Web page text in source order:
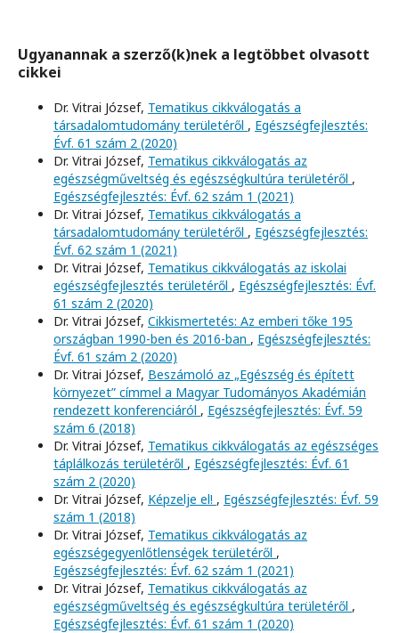
Ugyanannak a szerző(k)nek a legtöbbet olvasott
cikkei
Dr. Vitrai József, Tematikus cikkválogatás a
társadalomtudomány területéről , Egészségfejlesztés:
Évf. 61 szám 2 (2020)
Dr. Vitrai József, Tematikus cikkválogatás az
egészségműveltség és egészségkultúra területéről ,
Egészségfejlesztés: Évf. 62 szám 1 (2021)
Dr. Vitrai József, Tematikus cikkválogatás a
társadalomtudomány területéről , Egészségfejlesztés:
Évf. 62 szám 1 (2021)
Dr. Vitrai József, Tematikus cikkválogatás az iskolai
egészségfejlesztés területéről , Egészségfejlesztés: Évf.
61 szám 2 (2020)
Dr. Vitrai József, Cikkismertetés: Az emberi tőke 195
országban 1990-ben és 2016-ban , Egészségfejlesztés:
Évf. 61 szám 2 (2020)
Dr. Vitrai József, Beszámoló az „Egészség és épített
környezet” címmel a Magyar Tudományos Akadémián
rendezett konferenciáról , Egészségfejlesztés: Évf. 59
szám 6 (2018)
Dr. Vitrai József, Tematikus cikkválogatás az egészséges
táplálkozás területéről , Egészségfejlesztés: Évf. 61
szám 2 (2020)
Dr. Vitrai József, Képzelje el! , Egészségfejlesztés: Évf. 59
szám 1 (2018)
Dr. Vitrai József, Tematikus cikkválogatás az
egészségegyenlőtlenségek területéről ,
Egészségfejlesztés: Évf. 62 szám 1 (2021)
Dr. Vitrai József, Tematikus cikkválogatás az
egészségműveltség és egészségkultúra területéről ,
Egészségfejlesztés: Évf. 61 szám 1 (2020)